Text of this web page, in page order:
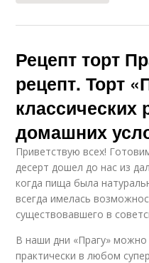
Рецепт торт
рецепт. Торт
классических
домашних
Приветствую всех!
десерт дошел до нас из
когда пища была
всегда имелась
существовавшего в
В наши дни «Прагу»
практически в любом